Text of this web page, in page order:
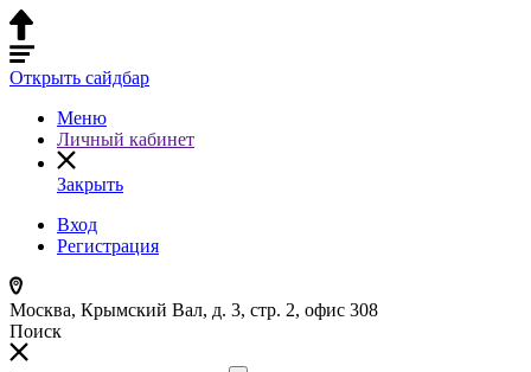
Открыть сайдбар
Меню
Личный кабинет
Закрыть
Вход
Регистрация
Москва, Крымский Вал, д. 3, стр. 2, офис 308
Поиск